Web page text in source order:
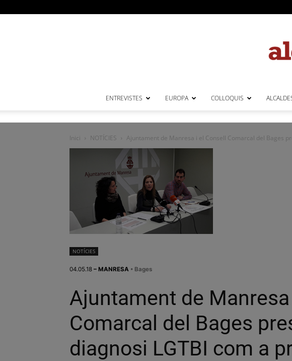
ENTREVISTES EUROPA COL·LOQUIS
Inici NOTÍCIES Ajuntament de Manresa i el Consell Comarcal del Bages
NOTÍCIES
04.05.18 – MANRESA • Bages
Ajuntament de Manresa
Comarcal del Bages
diagnosi LGTBI com a